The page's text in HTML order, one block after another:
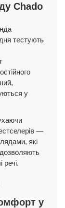
Chado
тестують
у
—
які
речі.
у